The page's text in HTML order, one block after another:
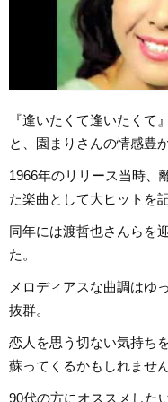
『逢いたくて逢いたくて
と、園まりさんの情感豊
1966年のリリース当時、
た楽曲として大ヒットを記
同年には渡哲也さんらを
た。
メロディアスな曲調はゆ
抜群。
恋人を思う切ない気持ち
蘇ってくるかもしれません
90代の方にオススメした